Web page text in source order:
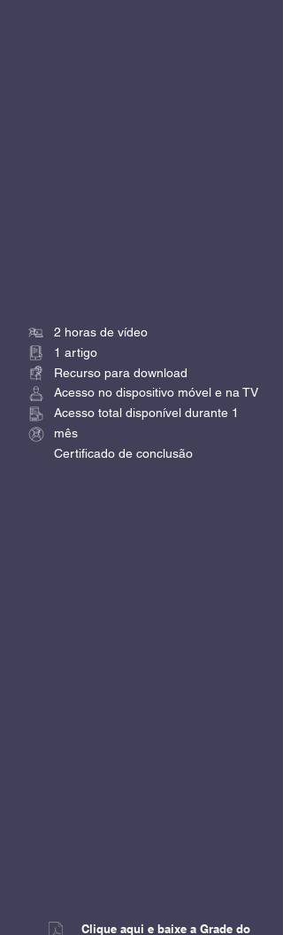
2 horas de vídeo
1 artigo
Recurso para download
Acesso no dispositivo móvel e na TV
Acesso total disponível durante 1
mês
Certificado de conclusão
Clique aqui e baixe a Grade do